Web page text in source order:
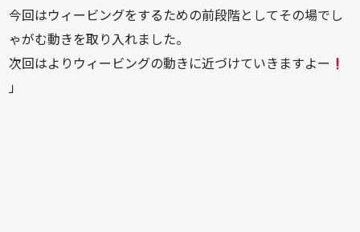
今回はウィービングをするための前段階としてその場でし
ゃがむ動きを取り入れました。
次回はよりウィービングの動きに近づけていきますよー
」